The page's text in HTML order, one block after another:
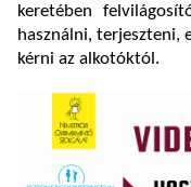
keretében
használni, terjeszteni,
kérni az alkotóktól.